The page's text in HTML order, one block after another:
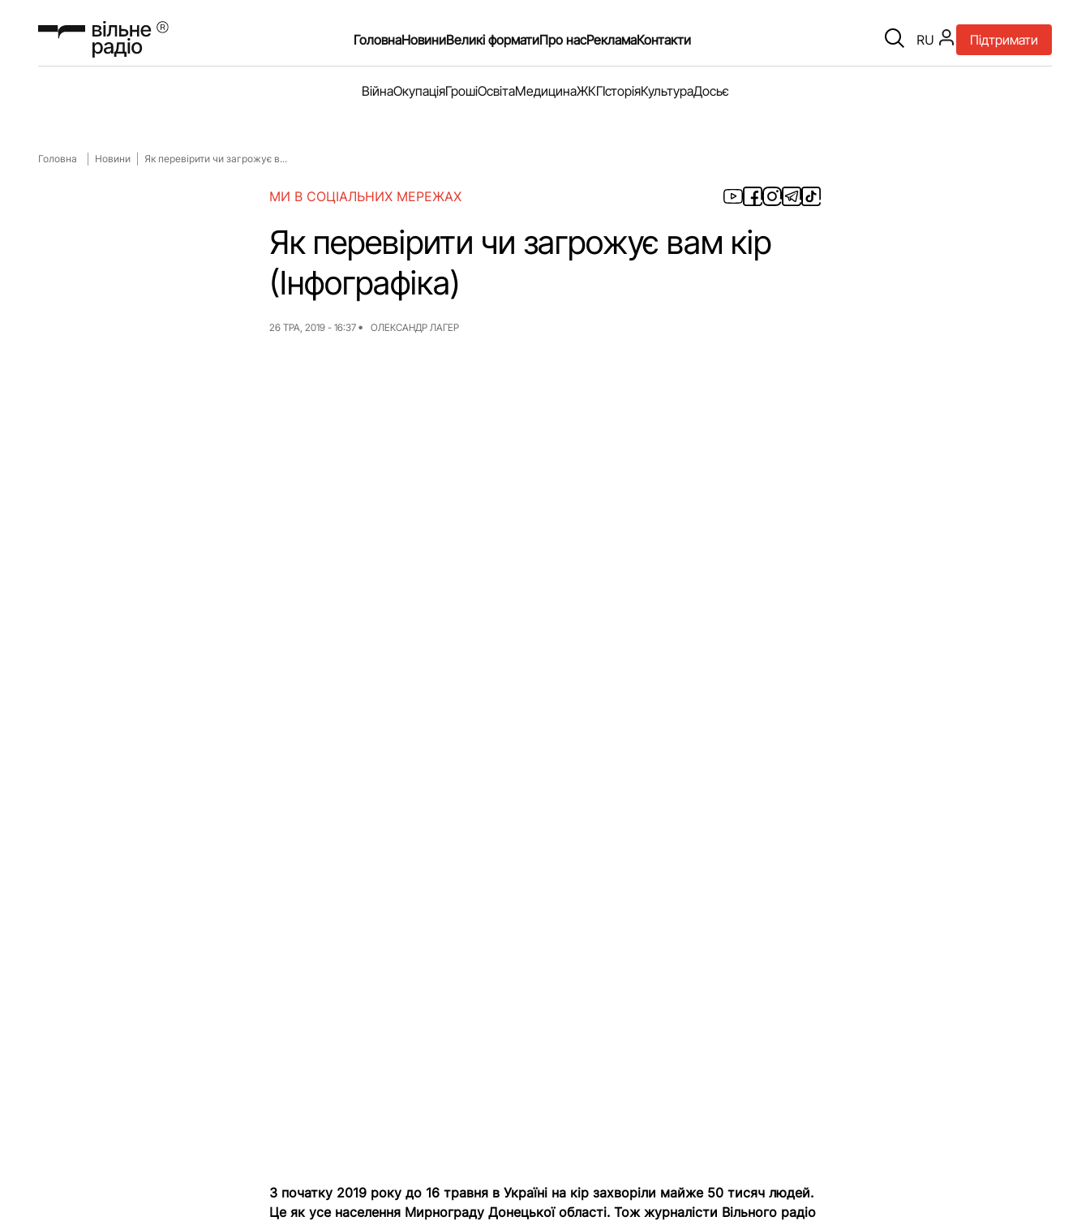
ГоловнаНовиниВеликі форматиПро насРекламаКонтакти RU Підтримати
ВійнаОкупаціяГрошіОсвітаМедицинаЖКГІсторіяКультураДосьє
Головна Новини Як перевірити чи загрожує в...
МИ В СОЦІАЛЬНИХ МЕРЕЖАХ
Як перевірити чи загрожує вам кір
(Інфографіка)
26 ТРА, 2019 - 16:37 ОЛЕКСАНДР ЛАГЕР
З початку 2019 року до 16 травня в Україні на кір захворіли майже 50 тисяч людей.
Це як усе населення Мирнограду Донецької області. Тож журналісти Вільного радіо